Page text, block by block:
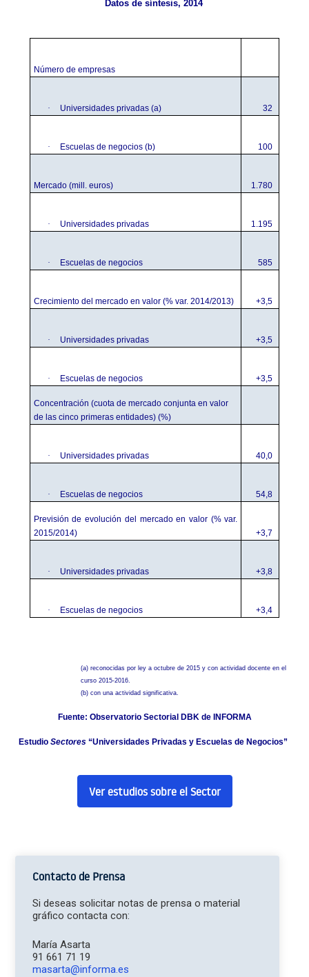
Datos de síntesis, 2014
Número de empresas
· Universidades privadas (a) 32
· Escuelas de negocios (b) 100
Mercado (mill. euros) 1.780
· Universidades privadas 1.195
· Escuelas de negocios 585
Crecimiento del mercado en valor (% var. 2014/2013) +3,5
· Universidades privadas +3,5
· Escuelas de negocios +3,5
Concentración (cuota de mercado conjunta en valor
de las cinco primeras entidades) (%)
· Universidades privadas 40,0
· Escuelas de negocios 54,8
Previsión de evolución del mercado en valor (% var.
2015/2014)
+3,7
· Universidades privadas +3,8
· Escuelas de negocios +3,4
(a) reconocidas por ley a octubre de 2015 y con actividad docente en el
curso 2015-2016.
(b) con una actividad significativa.
Fuente: Observatorio Sectorial DBK de INFORMA
Estudio Sectores “Universidades Privadas y Escuelas de Negocios”
Ver estudios sobre el Sector
Contacto de Prensa
Si deseas solicitar notas de prensa o material
gráfico contacta con:
María Asarta
91 661 71 19
masarta@informa.es